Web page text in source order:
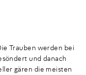
Trauben werden bei
und danach
gären die meisten